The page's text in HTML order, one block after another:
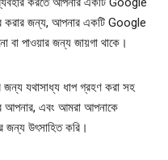
করার জন্য, আপনার একটি Google
বা পাওয়ার জন্য জায়গা থাকে।
জন্য যথাসাধ্য ধাপ গ্রহণ করা সহ
আপনার, এবং আমরা আপনাকে
জন্য উৎসাহিত করি।